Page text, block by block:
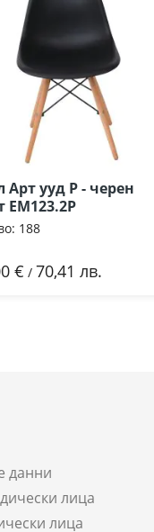
Арт ууд Р - черен
ΕΜ123.2P
188
€ / 70,41 лв.
данни
лица
лица